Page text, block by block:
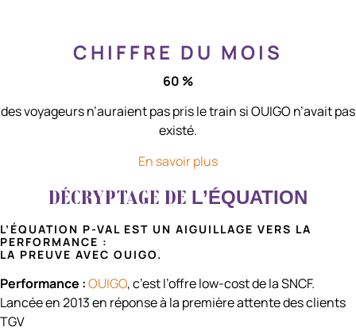
CHIFFRE DU MOIS
60 %
des voyageurs n’auraient pas pris le train si OUIGO n’avait pas
existé.
En savoir plus
DÉCRYPTAGE DE L’ÉQUATION
L’ÉQUATION P-VAL EST UN AIGUILLAGE VERS LA
PERFORMANCE :
LA PREUVE AVEC OUIGO.
Performance :OUIGO, c’est l’offre low-cost de la SNCF.
Lancée en 2013 en réponse à la première attente des clients
TGV